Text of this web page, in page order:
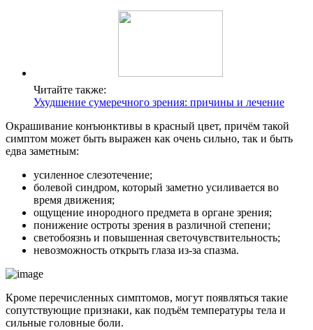
Читайте также:
Ухудшение сумеречного зрения: причины и лечение
Окрашивание конъюнктивы в красный цвет, причём такой
симптом может быть выражен как очень сильно, так и быть
едва заметным:
усиленное слезотечение;
болевой синдром, который заметно усиливается во
время движения;
ощущение инородного предмета в органе зрения;
понижение остроты зрения в различной степени;
светобоязнь и повышенная светочувствительность;
невозможность открыть глаза из-за спазма.
Кроме перечисленных симптомов, могут появляться такие
сопутствующие признаки, как подъём температуры тела и
сильные головные боли.